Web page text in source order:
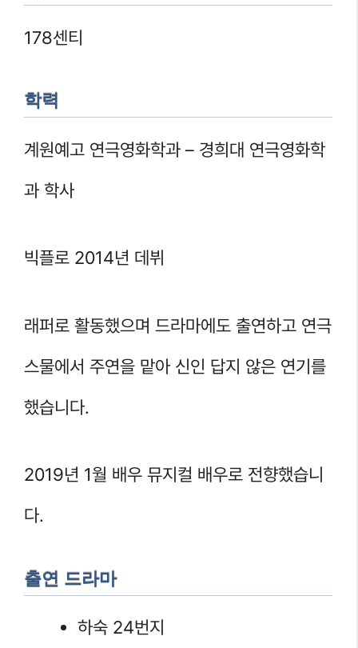
178센티
학력
계원예고 연극영화학과 – 경희대 연극영화학
과 학사
빅플로 2014년 데뷔
래퍼로 활동했으며 드라마에도 출연하고 연극
스물에서 주연을 맡아 신인 답지 않은 연기를
했습니다.
2019년 1월 배우 뮤지컬 배우로 전향했습니
다.
출연 드라마
하숙 24번지